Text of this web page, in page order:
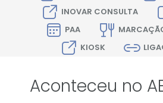
INOVAR CONSULTA
PAA
KIOSK
Aconteceu no